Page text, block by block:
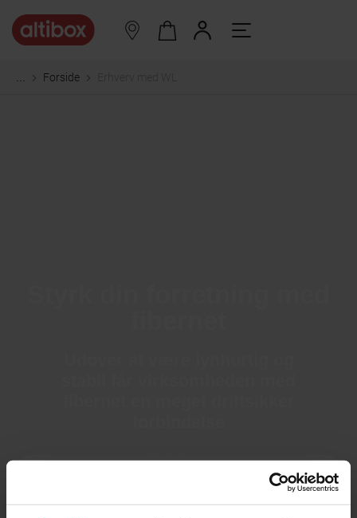
... Forside
Ret adresse